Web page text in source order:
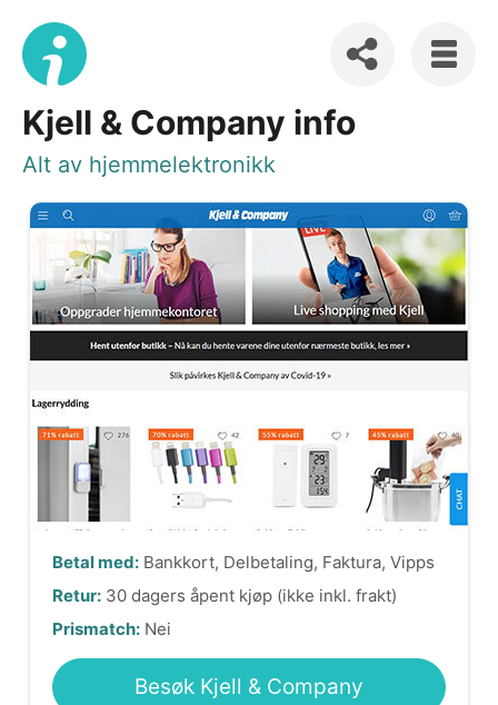
Kjell & Company info
Alt av hjemmelektronikk
Betal med: Bankkort, Delbetaling, Faktura, Vipps
Retur: 30 dagers åpent kjøp (ikke inkl. frakt)
Prismatch: Nei
Besøk Kjell & Company